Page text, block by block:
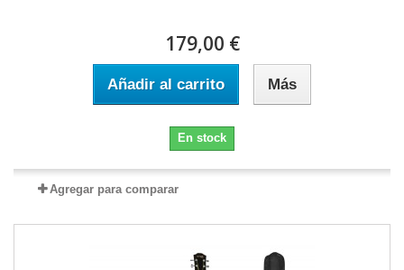
179,00 €
Añadir al carrito Más
En stock
Agregar para comparar